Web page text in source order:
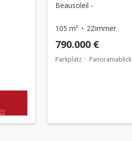
Beausoleil -
105 m² 2Zimmer
790.000 €
Parkplatz Panoramablick